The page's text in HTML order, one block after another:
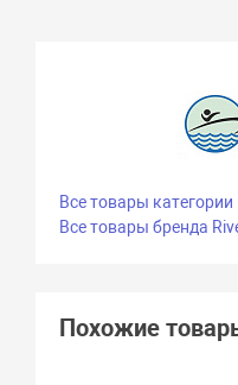
Все товары категории
Все товары бренда
Похожие